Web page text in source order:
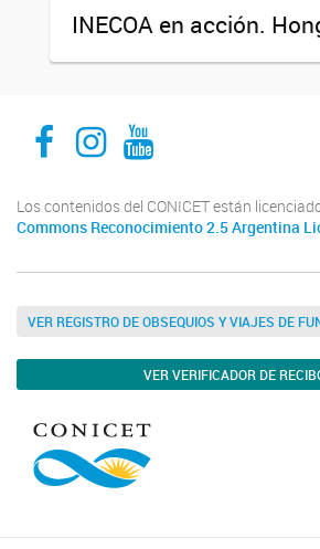
INECOA en acción.
INECOA CONICET UNJuINECOA CONICET UNJuINECOA CONICET UNJu
Los contenidos del CONICET están
Commons Reconocimiento 2.5 Argentina
VER REGISTRO DE OBSEQUIOS Y VIAJES DE
VER VERIFICADOR DE